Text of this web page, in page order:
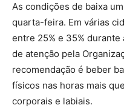
As condições de baixa
quarta-feira. Em várias
entre 25% e 35%
de atenção pela
recomendação é beber
físicos nas horas mais
corporais e labiais.